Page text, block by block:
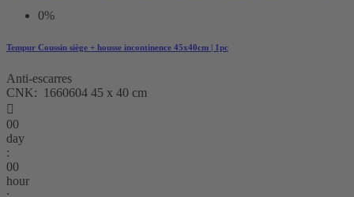
0%
Tempur Coussin siège + housse incontinence 45x40cm | 1pc
Anti-escarres
CNK: 1660604 45 x 40 cm

00
day
:
00
hour